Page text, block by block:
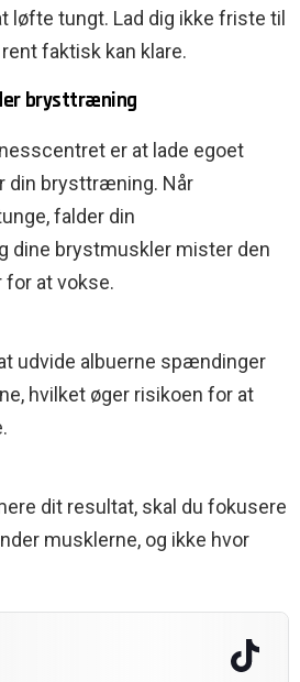
løfte tungt. Lad dig ikke friste til
faktisk kan klare.
brysttræning
er at lade egoet
din brysttræning. Når
falder din
dine brystmuskler mister den
at vokse.
udvide albuerne spændinger
hvilket øger risikoen for at
dit resultat, skal du fokusere
musklerne, og ikke hvor